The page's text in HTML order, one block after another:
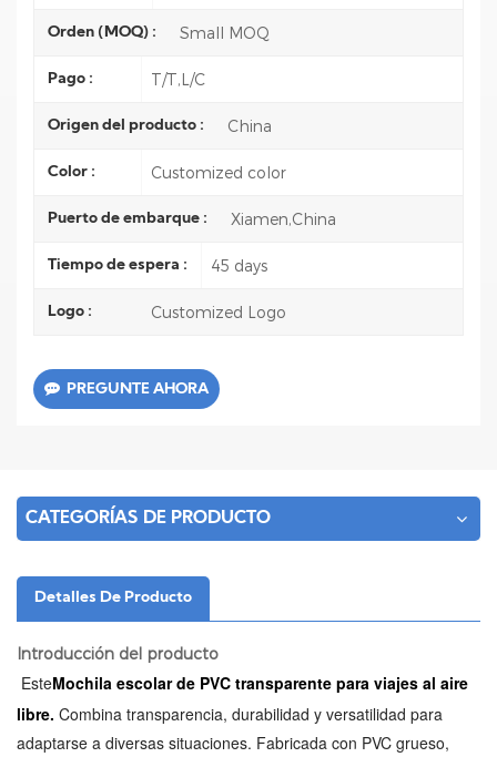
Orden (MOQ) : Small MOQ
Pago : T/T,L/C
Origen del producto : China
Color : Customized color
Puerto de embarque : Xiamen,China
Tiempo de espera : 45 days
Logo : Customized Logo
PREGUNTE AHORA
CATEGORÍAS DE PRODUCTO
Detalles De Producto
Introducción del producto
EsteMochila escolar de PVC transparente para viajes al aire
libre. Combina transparencia, durabilidad y versatilidad para
adaptarse a diversas situaciones. Fabricada con PVC grueso,